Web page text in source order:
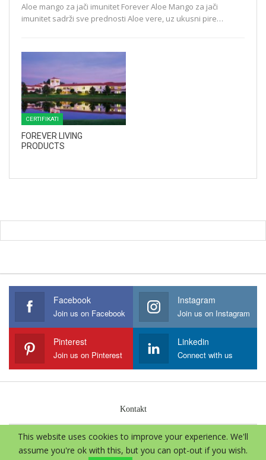
Aloe mango za jači imunitet Forever Aloe Mango za jači
imunitet sadrži sve prednosti Aloe vere, uz ukusni pire…
CERTIFIKATI
FOREVER LIVING
PRODUCTS
Facebook
Join us on Facebook
Instagram
Join us on Instagram
Pinterest
Join us on Pinterest
Linkedin
Connect with us
Kontakt
© 2026 - Aloe Vera International. Sva prava zadržava.
This website uses cookies to improve your experience. We'll
assume you're ok with this, but you can opt-out if you wish.